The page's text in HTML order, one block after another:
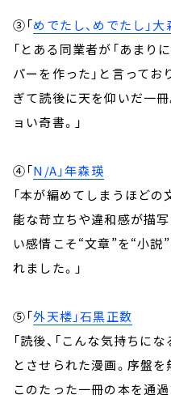
③「めでたし、めでたし」大
「とある同業者が「あまり
パーを作った」と言ってお
ぎて読後に天を仰いだ一
ョい奇書。」
④「N/A」年森瑛
「本が編めてしまうほど
能な苛立ちや違和感が描
い感情こそ“文章”を“小説
れました。」
⑤「外天楼」石黒正数
「読後、「こんな気持ちに
とさせられた漫画。序盤
このたった一冊の本を通